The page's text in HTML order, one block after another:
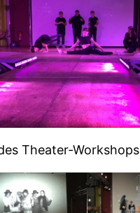
Theater-Workshops